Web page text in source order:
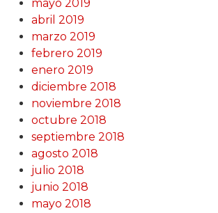
mayo 2019
abril 2019
marzo 2019
febrero 2019
enero 2019
diciembre 2018
noviembre 2018
octubre 2018
septiembre 2018
agosto 2018
julio 2018
junio 2018
mayo 2018